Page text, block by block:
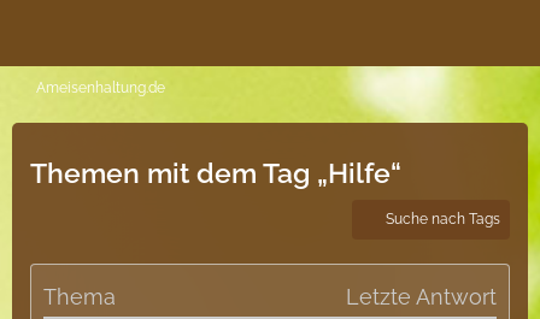
Ameisenhaltung.de
Themen mit dem Tag „Hilfe“
Suche nach Tags
Thema Letzte Antwort